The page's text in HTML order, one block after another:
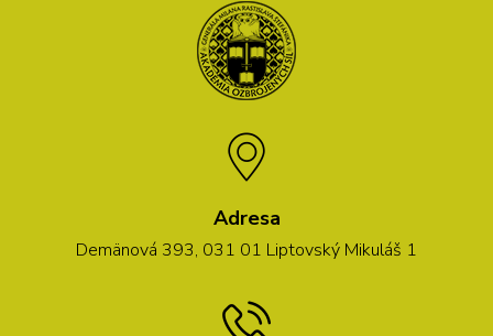
Adresa
Demänová 393, 031 01 Liptovský Mikuláš 1